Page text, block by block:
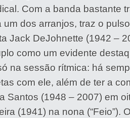
Com a banda bastante
dos arranjos, traz o
Jack DeJohnette (1942 –
como um evidente
na sessão rítmica: há
com ele, além de ter a
Santos (1948 – 2007) em
(1941) na nona (“Feio”).